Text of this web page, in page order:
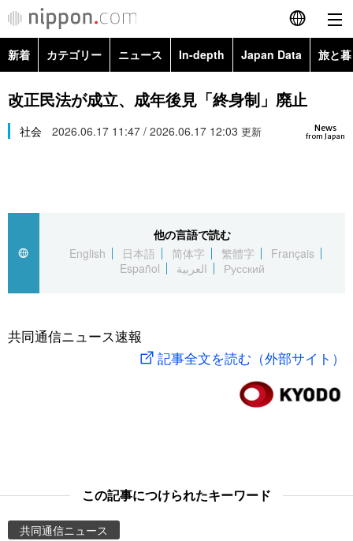
English
简体字
繁體字
العربية
社会
旅と暮らし
新着 カテゴリー ニュース In-depth Japan Data 旅と
政治・外交
経済・ビジネス
社会
文化
科学・技術
暮らし
Topics
Images
お知らせ
改正民法が成立、成年後見「終身制」廃止
News
from Japan
社会 2026.06.17 11:47 / 2026.06.17 12:03 更新
他の言語で読む
English
日本語 简体字 繁體字
Français
Español
العربية Русский
共同通信ニュース速報
記事全文を読む（外部サイト）
この記事につけられたキーワード
共同通信ニュース